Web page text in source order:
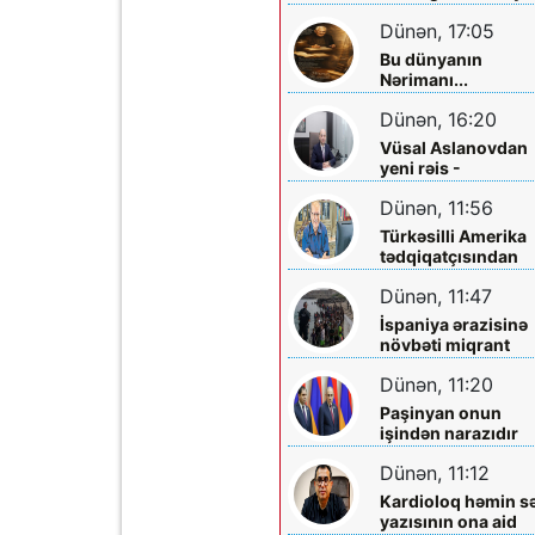
planlaşdırırlar
Dünən, 17:05
Bu dünyanın
Nərimanı...
Dünən, 16:20
Vüsal Aslanovdan
yeni rəis -
Təyinatları
Dünən, 11:56
Türkəsilli Amerika
tədqiqatçısından
Talebinə -
Vardanyanla bağlı
çağırış
Dünən, 11:47
İspaniya ərazisinə
növbəti miqrant
axını gözlənilir?
Dünən, 11:20
Paşinyan onun
işindən narazıdır
Dünən, 11:12
Kardioloq həmin
yazısının ona aid